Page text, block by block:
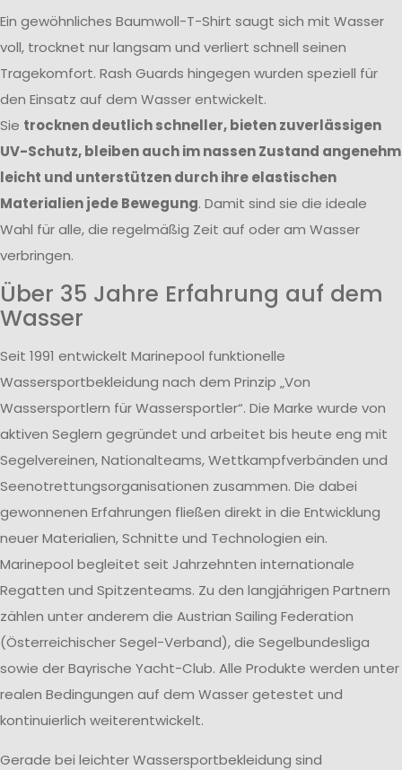
Ein gewöhnliches Baumwoll-T-Shirt saugt sich mit Wasser
voll, trocknet nur langsam und verliert schnell seinen
Tragekomfort. Rash Guards hingegen wurden speziell für
den Einsatz auf dem Wasser entwickelt.
Sie trocknen deutlich schneller, bieten zuverlässigen
UV-Schutz, bleiben auch im nassen Zustand angenehm
leicht und unterstützen durch ihre elastischen
Materialien jede Bewegung. Damit sind sie die ideale
Wahl für alle, die regelmäßig Zeit auf oder am Wasser
verbringen.
Über 35 Jahre Erfahrung auf dem
Wasser
Seit 1991 entwickelt Marinepool funktionelle
Wassersportbekleidung nach dem Prinzip „Von
Wassersportlern für Wassersportler“. Die Marke wurde von
aktiven Seglern gegründet und arbeitet bis heute eng mit
Segelvereinen, Nationalteams, Wettkampfverbänden und
Seenotrettungsorganisationen zusammen. Die dabei
gewonnenen Erfahrungen fließen direkt in die Entwicklung
neuer Materialien, Schnitte und Technologien ein.
Marinepool begleitet seit Jahrzehnten internationale
Regatten und Spitzenteams. Zu den langjährigen Partnern
zählen unter anderem die Austrian Sailing Federation
(Österreichischer Segel-Verband), die Segelbundesliga
sowie der Bayrische Yacht-Club. Alle Produkte werden unter
realen Bedingungen auf dem Wasser getestet und
kontinuierlich weiterentwickelt.
Gerade bei leichter Wassersportbekleidung sind